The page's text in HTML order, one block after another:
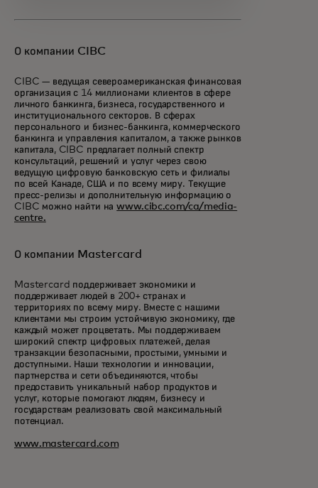
О компании CIBC
CIBC — ведущая североамериканская финансовая
организация с 14 миллионами клиентов в сфере
личного банкинга, бизнеса, государственного и
институционального секторов. В сферах
персонального и бизнес-банкинга, коммерческого
банкинга и управления капиталом, а также рынков
капитала, CIBC предлагает полный спектр
консультаций, решений и услуг через свою
ведущую цифровую банковскую сеть и филиалы
по всей Канаде, США и по всему миру. Текущие
пресс-релизы и дополнительную информацию о
CIBC можно найти наwww.cibc.com/ca/media-
centre.
О компании Mastercard
Mastercard поддерживает экономики и
поддерживает людей в 200+ странах и
территориях по всему миру. Вместе с нашими
клиентами мы строим устойчивую экономику, где
каждый может процветать. Мы поддерживаем
широкий спектр цифровых платежей, делая
транзакции безопасными, простыми, умными и
доступными. Наши технологии и инновации,
партнерства и сети объединяются, чтобы
предоставить уникальный набор продуктов и
услуг, которые помогают людям, бизнесу и
государствам реализовать свой максимальный
потенциал.
www.mastercard.com